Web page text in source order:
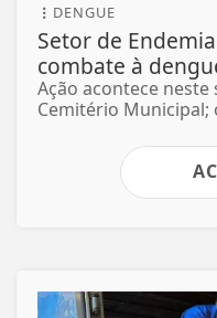
DENGUE
Setor de
combate à
Ação acontece neste
Cemitério Municipal;